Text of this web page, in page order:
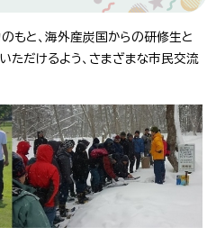
もと、海外産炭国からの研修生と
ただけるよう、さまざまな市民交流